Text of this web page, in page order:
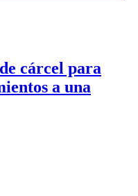
cárcel para
a una